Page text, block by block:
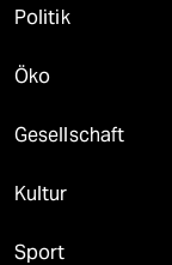
Politik
Öko
Gesellschaft
Kultur
Sport